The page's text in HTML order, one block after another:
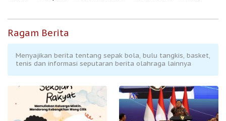
Ragam Berita
Menyajikan berita tentang sepak bola, bulu tangkis, basket,
tenis dan informasi seputaran berita olahraga lainnya